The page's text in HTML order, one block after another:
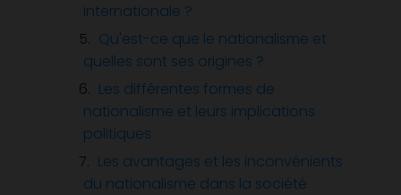
internationale ?
Qu'est-ce que le nationalisme et
quelles sont ses origines ?
Les différentes formes de
nationalisme et leurs implications
politiques
Les avantages et les inconvénients
du nationalisme dans la société